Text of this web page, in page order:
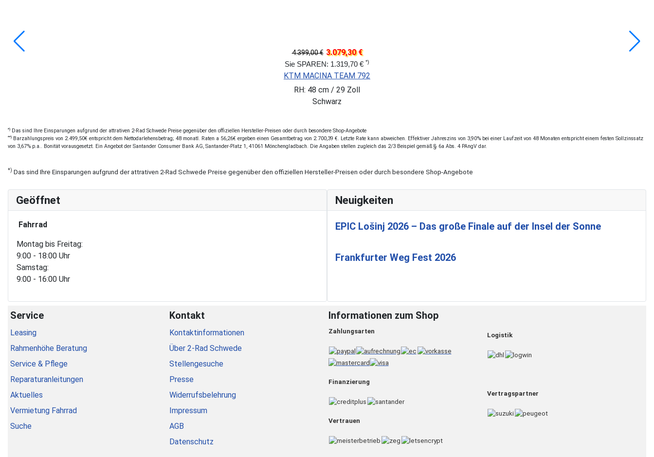
4.399,00 € 3.079,30 €
Sie SPAREN: 1.319,70 € *)
KTM MACINA TEAM 792
RH: 48 cm / 29 Zoll
Schwarz
*) Das sind Ihre Einsparungen aufgrund der attrativen 2-Rad Schwede Preise gegenüber den offiziellen Hersteller-Preisen oder durch besondere Shop-Angebote
**) Barzahlungspreis von 2.499,50€ entspricht dem Nettodarlehensbetrag; 48 monatl. Raten a 56,26€ ergeben einen Gesamtbetrag von 2.700,39 €. Letzte Rate kann abweichen. Effektiver Jahreszins von 3,90% bei einer Laufzeit von 48 Monaten entspricht einem festen Sollzinssatz
von 3,67% p.a.. Bonität vorausgesetzt. Ein Angebot der Santander Consumer Bank AG, Santander-Platz 1, 41061 Mönchengladbach. Die Angaben stellen zugleich das 2/3 Beispiel gemäß § 6a Abs. 4 PAngV dar.
*) Das sind Ihre Einsparungen aufgrund der attrativen 2-Rad Schwede Preise gegenüber den offiziellen Hersteller-Preisen oder durch besondere Shop-Angebote
Geöffnet
Fahrrad
Montag bis Freitag:
9:00 - 18:00 Uhr
Samstag:
9:00 - 16:00 Uhr
Neuigkeiten
EPIC Lošinj 2026 – Das große Finale auf der Insel der Sonne
Frankfurter Weg Fest 2026
Service
Leasing
Rahmenhöhe Beratung
Service & Pflege
Reparaturanleitungen
Aktuelles
Vermietung Fahrrad
Suche
Kontakt
Kontaktinformationen
Über 2-Rad Schwede
Stellengesuche
Presse
Widerrufsbelehrung
Impressum
AGB
Datenschutz
Informationen zum Shop
Zahlungsarten
Finanzierung
Vertrauen
Logistik
Vertragspartner